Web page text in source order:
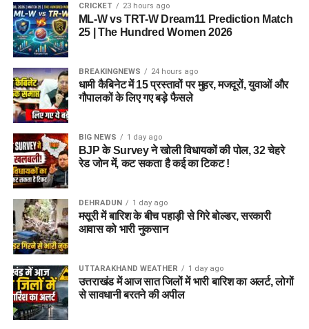
को गिरफ्तार किया है ?
हां देहरादून पुलिस ने यशवर्धन नाम के युवक को गिरफ्तार किया है, जो
उत्तराखंड के पूर्व मुख्य सचिव और पूर्व आईएएस अधिकारी का बेटा बताया जा
रहा है।
2. आरोपी पर क्या आरोप हैं?
आरोपी पर खुद को केंद्र सरकार, गृह मंत्रालय, रक्षा मंत्रालय और भारतीय
सेना का वरिष्ठ अधिकारी बताकर लोगों से ठगी करने का आरोप है।
3. शिकायत किसने दर्ज कराई थी?
दिल्ली निवासी एक युवती ने शिकायत दर्ज कराई थी। आरोप है कि आरोपी ने
प्रभावशाली सरकारी संपर्कों का झांसा देकर उससे करीब 4.5 लाख रुपये
ठग लिए।
4. आरोपी लोगों को कैसे झांसे में लेता था?
पुलिस के अनुसार, आरोपी अलग-अलग लोगों के सामने अपनी पहचान
बदलता था और खुद को कभी गृह मंत्रालय, कभी रक्षा मंत्रालय तो कभी
CRICKET 23 hours ago
ML-W vs TRT-W Dream11 Prediction Match
25 | The Hundred Women 2026
BREAKINGNEWS 24 hours ago
धामी कैबिनेट में 15 प्रस्तावों पर मुहर, मजदूरों, युवाओं और
गौपालकों के लिए गए बड़े फैसले
BIG NEWS 1 day ago
BJP के Survey ने खोली विधायकों की पोल, 32 चेहरे
रेड जोन में, कट सकता है कई का टिकट !
DEHRADUN 1 day ago
मसूरी में बारिश के बीच पहाड़ी से गिरे बोल्डर, सरकारी
आवास को भारी नुकसान
UTTARAKHAND WEATHER 1 day ago
उत्तराखंड में आज सात जिलों में भारी बारिश का अलर्ट, लोगों
से सावधानी बरतने की अपील